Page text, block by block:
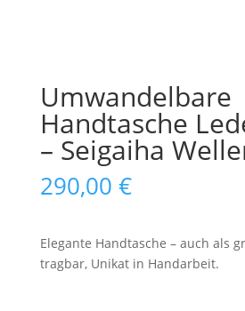
Umwandelbare
Handtasche
– Seigaiha
290,00 €
Elegante Handtasche – auch als
tragbar, Unikat in Handarbeit.